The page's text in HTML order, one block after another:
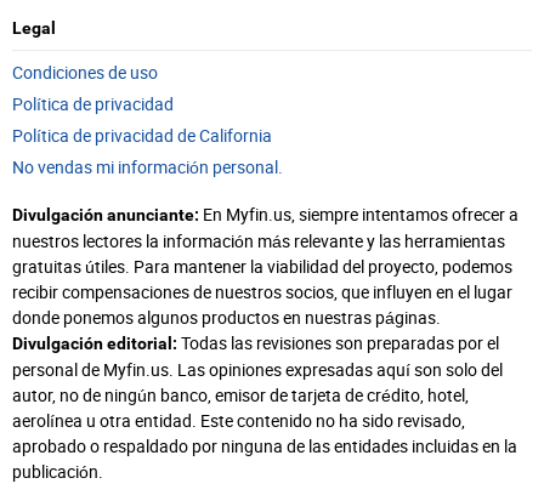
Legal
Condiciones de uso
Política de privacidad
Política de privacidad de California
No vendas mi información personal.
Divulgación anunciante: En Myfin.us, siempre intentamos ofrecer a
nuestros lectores la información más relevante y las herramientas
gratuitas útiles. Para mantener la viabilidad del proyecto, podemos
recibir compensaciones de nuestros socios, que influyen en el lugar
donde ponemos algunos productos en nuestras páginas.
Divulgación editorial: Todas las revisiones son preparadas por el
personal de Myfin.us. Las opiniones expresadas aquí son solo del
autor, no de ningún banco, emisor de tarjeta de crédito, hotel,
aerolínea u otra entidad. Este contenido no ha sido revisado,
aprobado o respaldado por ninguna de las entidades incluidas en la
publicación.